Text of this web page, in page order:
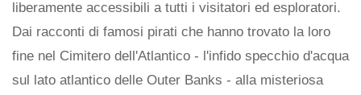
liberamente accessibili a tutti i visitatori ed esploratori.
Dai racconti di famosi pirati che hanno trovato la loro
fine nel Cimitero dell'Atlantico - l'infido specchio d'acqua
sul lato atlantico delle Outer Banks - alla misteriosa